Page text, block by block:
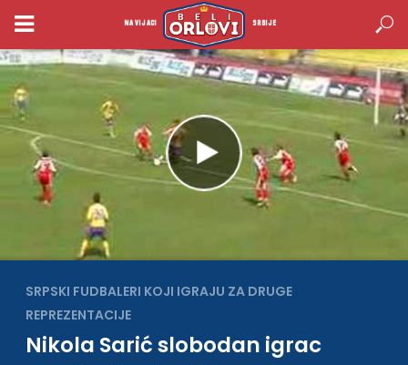
NAVIJACI SRBIJE
SRPSKI FUDBALERI KOJI IGRAJU ZA DRUGE
REPREZENTACIJE
Nikola Sarić slobodan igrac